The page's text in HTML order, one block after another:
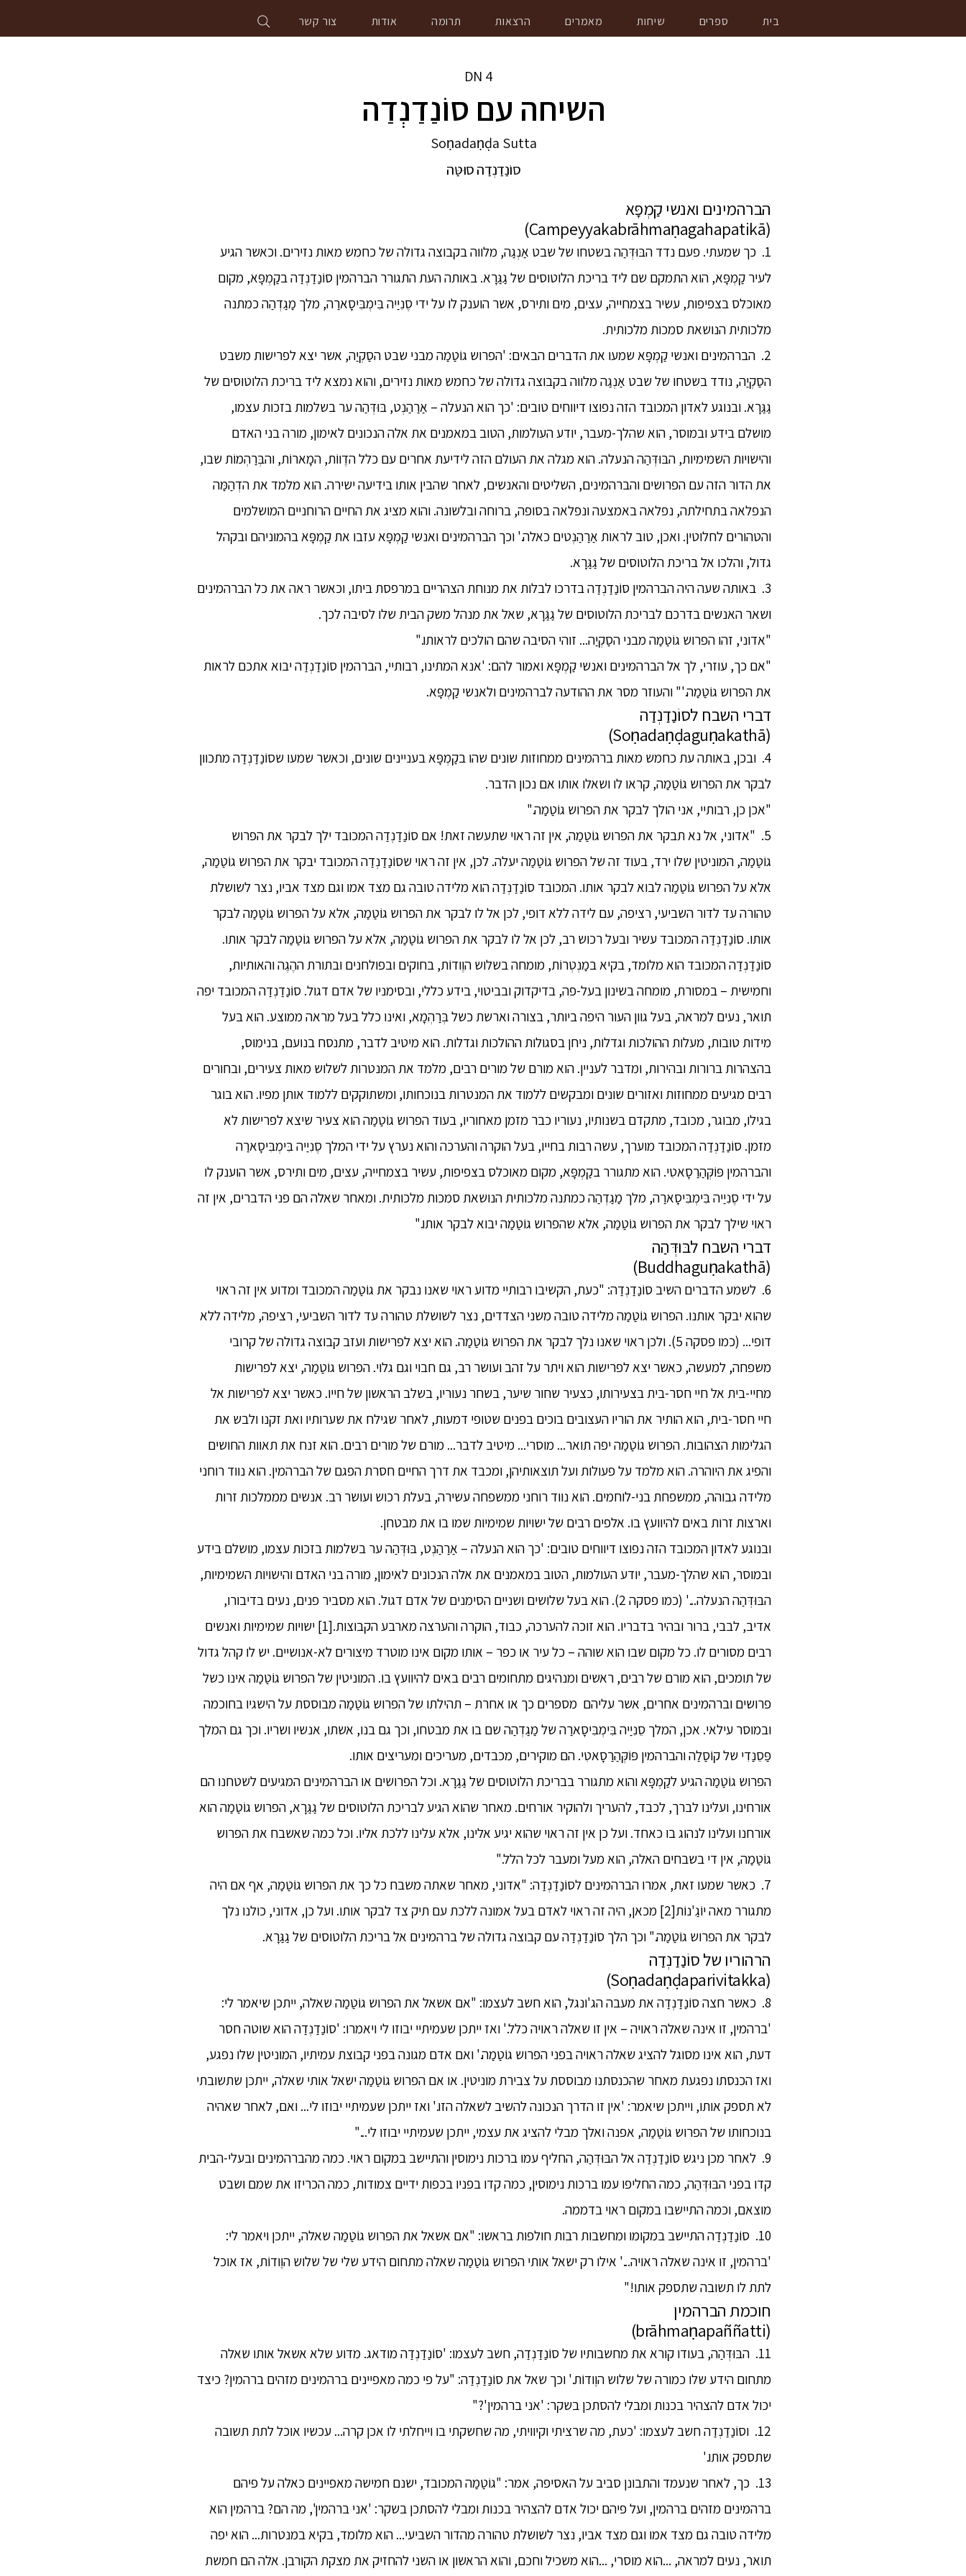
בית ספרים שיחות מאמרים הרצאות תרומה אודות צור קשר
4
DN
השיחה עם סוֹנַדַנְדַה
Soṇadaṇḍa Sutta
סוֹנַדַנְדַה סוּטַּה
הברהמינים ואנשי קַמְפָּא
(Campeyyakabrāhmaṇagahapatikā)
1. כך שמעתי. פעם נדד הבּוּדְּהַה בשטחו של שבט אַנְגַה, מלווה בקבוצה גדולה של כחמש מאות נזירים. וכאשר הגיע
לעיר קַמְפָּא, הוא התמקם שם ליד בריכת הלוטוסים של גַגַּרָא. באותה העת התגורר הברהמין סוֹנַדַנְדַה בקַמְפָּא, מקום
מאוכלס בצפיפות, עשיר בצמחייה, עצים, מים ותירס, אשר הוענק לו על ידי סֶנִיַיה בִּימְבִּיסָארַה, מלך מַגַדְהַה כמתנה
מלכותית הנושאת סמכות מלכותית.
2. הברהמינים ואנשי קַמְפָּא שמעו את הדברים הבאים: 'הפרוש גוֹטַמַה מבני שבט הסַקְיַה, אשר יצא לפרישות משבט
הסַקְיַה, נודד בשטחו של שבט אַנְגַה מלווה בקבוצה גדולה של כחמש מאות נזירים, והוא נמצא ליד בריכת הלוטוסים של
גַגַּרָא. ובנוגע לאדון המכובד הזה נפוצו דיווחים טובים: 'כך הוא הנעלה – אַרַהַנְט, בּוּדְּהַה ער בשלמות בזכות עצמו,
מושלם בידע ובמוסר, הוא שהלך-מעבר, יודע העולמות, הטוב במאמנים את אלה הנכונים לאימון, מורה בני האדם
והישויות השמימיות, הבּוּדְּהַה הנעלה. הוא מגלה את העולם הזה לידיעת אחרים עם כלל הדֶווֹת, המָארוֹת, והבְּרַהְמוֹת שבו,
את הדור הזה עם הפרושים והברהמינים, השליטים והאנשים, לאחר שהבין אותו בידיעה ישירה. הוא מלמד את הדְהַמַּה
הנפלאה בתחילתה, נפלאה באמצעה ונפלאה בסופה, ברוחה ובלשונה. והוא מציג את החיים הרוחניים המושלמים
והטהורים לחלוטין. ואכן, טוב לראות אַרַהַנְטים כאלה.' וכך הברהמינים ואנשי קַמְפָּא עזבו את קַמְפָּא בהמוניהם ובקהל
גדול, והלכו אל בריכת הלוטוסים של גַגַּרָא.
3. באותה שעה היה הברהמין סוֹנַדַנְדַה בדרכו לבלות את מנוחת הצהריים במרפסת ביתו, וכאשר ראה את כל הברהמינים
ושאר האנשים בדרכם לבריכת הלוטוסים של גַגַּרָא, שאל את מנהל משק הבית שלו לסיבה לכך.
"אדוני, זהו הפרוש גוֹטַמַה מבני הסַקְיַה... זוהי הסיבה שהם הולכים לראותו."
"אם כך, עוזרי, לך אל הברהמינים ואנשי קַמְפָּא ואמור להם: 'אנא המתינו, רבותיי, הברהמין סוֹנַדַנְדַה יבוא אתכם לראות
את הפרוש גוֹטַמַה.'" והעוזר מסר את ההודעה לברהמינים ולאנשי קַמְפָּא.
דברי השבח לסוֹנַדַנְדַה
(Soṇadaṇḍaguṇakathā)
4. ובכן, באותה עת כחמש מאות ברהמינים ממחוזות שונים שהו בקַמְפָּא בעניינים שונים, וכאשר שמעו שסוֹנַדַנְדַה מתכוון
לבקר את הפרוש גוֹטַמַה, קראו לו ושאלו אותו אם נכון הדבר.
"אכן כן, רבותיי, אני הולך לבקר את הפרוש גוֹטַמַה."
5. "אדוני, אל נא תבקר את הפרוש גוֹטַמַה, אין זה ראוי שתעשה זאת! אם סוֹנַדַנְדַה המכובד ילך לבקר את הפרוש
גוֹטַמַה, המוניטין שלו ירד, בעוד זה של הפרוש גוֹטַמַה יעלה. לכן, אין זה ראוי שסוֹנַדַנְדַה המכובד יבקר את הפרוש גוֹטַמַה,
אלא על הפרוש גוֹטַמַה לבוא לבקר אותו. המכובד סוֹנַדַנְדַה הוא מלידה טובה גם מצד אמו וגם מצד אביו, נצר לשושלת
טהורה עד לדור השביעי, רציפה, עם לידה ללא דופי, לכן אל לו לבקר את הפרוש גוֹטַמַה, אלא על הפרוש גוֹטַמַה לבקר
אותו. סוֹנַדַנְדַה המכובד עשיר ובעל רכוש רב, לכן אל לו לבקר את הפרוש גוֹטַמַה, אלא על הפרוש גוֹטַמַה לבקר אותו.
סוֹנַדַנְדַה המכובד הוא מלומד, בקיא במַנְטְרוֹת, מומחה בשלוש הוֶודוֹת, בחוקים ובפולחנים ובתורת ההֶגֶה והאותיות,
וחמישית – במסורת, מומחה בשינון בעל-פה, בדיקדוק ובביטוי, בידע כללי, ובסימניו של אדם דגול. סוֹנַדַנְדַה המכובד יפה
תואר, נעים למראה, בעל גוון העור היפה ביותר, בצורה וארשת כשל בְּרַהְמָא, ואינו כלל בעל מראה ממוצע. הוא בעל
מידות טובות, מעלות ההולכות וגדלות, ניחן בסגולות ההולכות וגדלות. הוא מיטיב לדבר, מתנסח בנועם, בנימוס,
בהצהרות ברורות ובהירות, ומדבר לעניין. הוא מורם של מורים רבים, מלמד את המנטרות לשלוש מאות צעירים, ובחורים
רבים מגיעים ממחוזות ואזורים שונים ומבקשים ללמוד את המנטרות בנוכחותו, ומשתוקקים ללמוד אותן מפיו. הוא בוגר
בגילו, מבוגר, מכובד, מתקדם בשנותיו, נעוריו כבר מזמן מאחוריו, בעוד הפרוש גוֹטַמַה הוא צעיר שיצא לפרישות לא
מזמן. סוֹנַדַנְדַה המכובד מוערך, עשה רבות בחייו, בעל הוקרה והערכה והוא נערץ על ידי המלך סֶנִיַיה בִּימְבִּיסָארַה
והברהמין פּוֹקְּהַרַסָאטִי. הוא מתגורר בקַמְפָּא, מקום מאוכלס בצפיפות, עשיר בצמחייה, עצים, מים ותירס, אשר הוענק לו
על ידי סֶנִיַיה בִּימְבִּיסָארַה, מלך מַגַדְהַה כמתנה מלכותית הנושאת סמכות מלכותית. ומאחר שאלה הם פני הדברים, אין זה
ראוי שילך לבקר את הפרוש גוֹטַמַה, אלא שהפרוש גוֹטַמַה יבוא לבקר אותו."
דברי השבח לבּוּדְּהַה
(Buddhaguṇakathā)
6. לשמע הדברים השיב סוֹנַדַנְדַה: "כעת, הקשיבו רבותיי מדוע ראוי שאנו נבקר את גוֹטַמַה המכובד ומדוע אין זה ראוי
שהוא יבקר אותנו. הפרוש גוֹטַמַה מלידה טובה משני הצדדים, נצר לשושלת טהורה עד לדור השביעי, רציפה, מלידה ללא
דופי... (כמו פסקה 5). ולכן ראוי שאנו נלך לבקר את הפרוש גוֹטַמַה. הוא יצא לפרישות ועזב קבוצה גדולה של קרובי
משפחה, למעשה, כאשר יצא לפרישות הוא ויתר על זהב ועושר רב, גם חבוי וגם גלוי. הפרוש גוֹטַמַה, יצא לפרישות
מחיי-בית אל חיי חסר-בית בצעירותו, כצעיר שחור שיער, בשחר נעוריו, בשלב הראשון של חייו. כאשר יצא לפרישות אל
חיי חסר-בית, הוא הותיר את הוריו העצובים בוכים בפנים שטופי דמעות, לאחר שגילח את שערותיו ואת זקנו ולבש את
הגלימות הצהובות. הפרוש גוֹטַמַה יפה תואר... מוסרי... מיטיב לדבר... מורם של מורים רבים. הוא זנח את תאוות החושים
והפיג את היוהרה. הוא מלמד על פעולות ועל תוצאותיהן, ומכבד את דרך החיים חסרת הפגם של הברהמין. הוא נווד רוחני
מלידה גבוהה, ממשפחת בני-לוחמים. הוא נווד רוחני ממשפחה עשירה, בעלת רכוש ועושר רב. אנשים מממלכות זרות
וארצות זרות באים להיוועץ בו. אלפים רבים של ישויות שמימיות שמו בו את מבטחן.
ובנוגע לאדון המכובד הזה נפוצו דיווחים טובים: 'כך הוא הנעלה – אַרַהַנְט, בּוּדְּהַה ער בשלמות בזכות עצמו, מושלם בידע
ובמוסר, הוא שהלך-מעבר, יודע העולמות, הטוב במאמנים את אלה הנכונים לאימון, מורה בני האדם והישויות השמימיות,
הבּוּדְּהַה הנעלה...' (כמו פסקה 2). הוא בעל שלושים ושניים הסימנים של אדם דגול. הוא מסביר פנים, נעים בדיבורו,
אדיב, לבבי, ברור ובהיר בדבריו. הוא זוכה להערכה, כבוד, הוקרה והערצה מארבע הקבוצות.[1] ישויות שמימיות ואנשים
רבים מסורים לו. כל מקום שבו הוא שוהה – כל עיר או כפר – אותו מקום אינו מוטרד מיצורים לא-אנושיים. יש לו קהל גדול
של תומכים, הוא מורם של רבים, ראשים ומנהיגים מתחומים רבים באים להיוועץ בו. המוניטין של הפרוש גוֹטַמַה אינו כשל
פרושים וברהמינים אחרים, אשר עליהם מספרים כך או אחרת – תהילתו של הפרוש גוֹטַמַה מבוססת על הישגיו בחוכמה
ובמוסר עילאי. אכן, המלך סֵנִיַיה בִּימְבִּיסָארַה של מַגַדְהַה שם בו את מבטחו, וכך גם בנו, אשתו, אנשיו ושריו. וכך גם המלך
פַּסֵנַדִי של קוֹסַלַה והברהמין פּוֹקְּהַרַסָאטִי. הם מוקירים, מכבדים, מעריכים ומעריצים אותו.
הפרוש גוֹטַמַה הגיע לקַמְפָּא והוא מתגורר בבריכת הלוטוסים של גַגַרָא. וכל הפרושים או הברהמינים המגיעים לשטחנו הם
אורחינו, ועלינו לברך, לכבד, להעריך ולהוקיר אורחים. מאחר שהוא הגיע לבריכת הלוטוסים של גַגַּרָא, הפרוש גוֹטַמַה הוא
אורחנו ועלינו לנהוג בו כאחד. ועל כן אין זה ראוי שהוא יגיע אלינו, אלא עלינו ללכת אליו. וכל כמה שאשבח את הפרוש
גוֹטַמַה, אין די בשבחים האלה, הוא מעל ומעבר לכל הלל."
7. כאשר שמעו זאת, אמרו הברהמינים לסוֹנַדַנְדַה: "אדוני, מאחר שאתה משבח כל כך את הפרוש גוֹטַמַה, אף אם היה
מתגורר מאה יוֹגַ'נוֹת[2] מכאן, היה זה ראוי לאדם בעל אמונה ללכת עם תיק צד לבקר אותו. ועל כן, אדוני, כולנו נלך
לבקר את הפרוש גוֹטַמַה." וכך הלך סוֹנַדַנְדַה עם קבוצה גדולה של ברהמינים אל בריכת הלוטוסים של גַגַּרָא.
הרהוריו של סוֹנַדַנְדַה
(Soṇadaṇḍaparivitakka)
8. כאשר חצה סוֹנַדַנְדַה את מעבה הג'ונגל, הוא חשב לעצמו: "אם אשאל את הפרוש גוֹטַמַה שאלה, ייתכן שיאמר לי:
'ברהמין, זו אינה שאלה ראויה – אין זו שאלה ראויה כלל.' ואז ייתכן שעמיתיי יבוזו לי ויאמרו: 'סוֹנַדַנְדַה הוא שוטה חסר
דעת, הוא אינו מסוגל להציג שאלה ראויה בפני הפרוש גוֹטַמַה.' ואם אדם מגונה בפני קבוצת עמיתיו, המוניטין שלו נפגע,
ואז הכנסתו נפגעת מאחר שהכנסתנו מבוססת על צבירת מוניטין. או אם הפרוש גוֹטַמַה ישאל אותי שאלה, ייתכן שתשובתי
לא תספק אותו, וייתכן שיאמר: 'אין זו הדרך הנכונה להשיב לשאלה הזו.' ואז ייתכן שעמיתיי יבוזו לי... ואם, לאחר שאהיה
בנוכחותו של הפרוש גוֹטַמַה, אפנה ואלך מבלי להציג את עצמי, ייתכן שעמיתיי יבוזו לי..."
9. לאחר מכן ניגש סוֹנַדַנְדַה אל הבּוּדְּהַה, החליף עמו ברכות נימוסין והתיישב במקום ראוי. כמה מהברהמינים ובעלי-הבית
קדו בפני הבּוּדְּהַה, כמה החליפו עמו ברכות נימוסין, כמה קדו בפניו בכפות ידיים צמודות, כמה הכריזו את שמם ושבט
מוצאם, וכמה התיישבו במקום ראוי בדממה.
10. סוֹנַדַנְדַה התיישב במקומו ומחשבות רבות חולפות בראשו: "אם אשאל את הפרוש גוֹטַמַה שאלה, ייתכן ויאמר לי:
'ברהמין, זו אינה שאלה ראויה...' אילו רק ישאל אותי הפרוש גוֹטַמַה שאלה מתחום הידע שלי של שלוש הוֶודוֹת, אז אוכל
לתת לו תשובה שתספק אותו!"
חוכמת הברהמין
(brāhmaṇapaññatti)
11. הבּוּדְּהַה, בעודו קורא את מחשבותיו של סוֹנַדַנְדַה, חשב לעצמו: 'סוֹנַדַנְדַה מודאג. מדוע שלא אשאל אותו שאלה
מתחום הידע שלו כמורה של שלוש הוֶודוֹת.' וכך שאל את סוֹנַדַנְדַה: "על פי כמה מאפיינים ברהמינים מזהים ברהמין? כיצד
יכול אדם להצהיר בכנות ומבלי להסתכן בשקר: 'אני ברהמין'?"
12. וסוֹנַדַנְדַה חשב לעצמו: 'כעת, מה שרציתי וקיוויתי, מה שחשקתי בו וייחלתי לו אכן קרה... עכשיו אוכל לתת תשובה
שתספק אותו.'
13. כך, לאחר שנעמד והתבונן סביב על האסיפה, אמר: "גוֹטַמַה המכובד, ישנם חמישה מאפיינים כאלה על פיהם
ברהמינים מזהים ברהמין, ועל פיהם יכול אדם להצהיר בכנות ומבלי להסתכן בשקר: 'אני ברהמין', מה הם? ברהמין הוא
מלידה טובה גם מצד אמו וגם מצד אביו, נצר לשושלת טהורה מהדור השביעי... הוא מלומד, בקיא במנטרות... הוא יפה
תואר, נעים למראה, ...הוא מוסרי, ...הוא משכיל וחכם, והוא הראשון או השני להחזיק את מצקת הקורבן. אלה הם חמשת